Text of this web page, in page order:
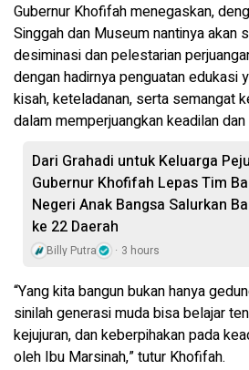
Gubernur Khofifah menegaskan,
Singgah dan Museum nantinya akan
desiminasi dan pelestarian
dengan hadirnya penguatan edukasi
kisah, keteladanan, serta semangat
dalam memperjuangkan keadilan
Dari Grahadi untuk Keluarga
Gubernur Khofifah Lepas Tim
Negeri Anak Bangsa Salurkan
ke 22 Daerah
Billy Putra 3 hours
“Yang kita bangun bukan hanya
sinilah generasi muda bisa belajar
kejujuran, dan keberpihakan pada
oleh Ibu Marsinah,” tutur Khofifah.